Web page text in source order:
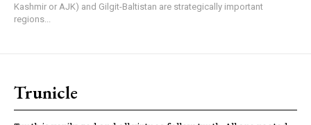
Kashmir or AJK) and Gilgit-Baltistan are strategically important
regions...
Trunicle